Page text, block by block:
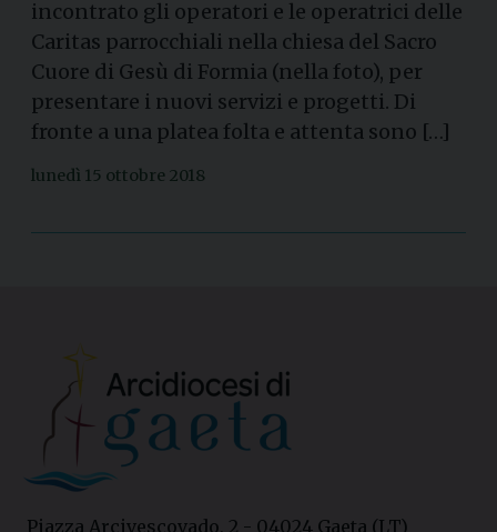
incontrato gli operatori e le operatrici delle
Caritas parrocchiali nella chiesa del Sacro
Cuore di Gesù di Formia (nella foto), per
presentare i nuovi servizi e progetti. Di
fronte a una platea folta e attenta sono […]
lunedì 15 ottobre 2018
Piazza Arcivescovado, 2 - 04024 Gaeta (LT)